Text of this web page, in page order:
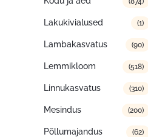
Lakukivialused (1)
Lambakasvatus (90)
Lemmikloom (518)
Linnukasvatus (310)
Mesindus (200)
Põllumajandus (62)